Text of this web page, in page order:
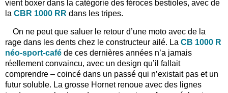
vient boxer dans la catégorie des féroces bestioles, avec de
la CBR 1000 RR dans les tripes.
On ne peut que saluer le retour d’une moto avec de la
rage dans les dents chez le constructeur ailé. La CB 1000 R
néo-sport-café de ces dernières années n’a jamais
réellement convaincu, avec un design qu’il fallait
comprendre – coincé dans un passé qui n’existait pas et un
futur soluble. La grosse Hornet renoue avec des lignes